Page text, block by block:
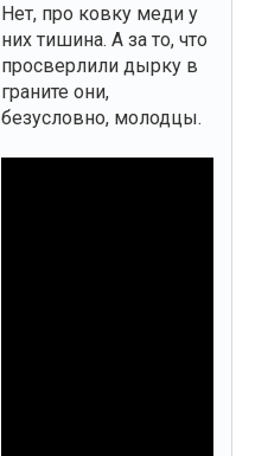
Нет, про ковку меди у
них тишина. А за то, что
просверлили дырку в
граните они,
безусловно, молодцы.